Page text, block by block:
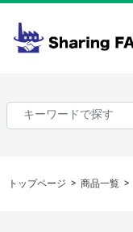
トップページ 商品一覧